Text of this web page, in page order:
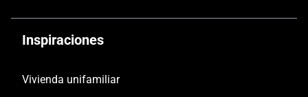
Inspiraciones
Vivienda unifamiliar